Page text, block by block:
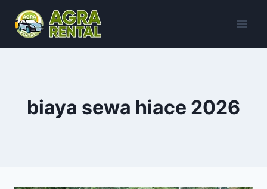
content
biaya sewa hiace 2026